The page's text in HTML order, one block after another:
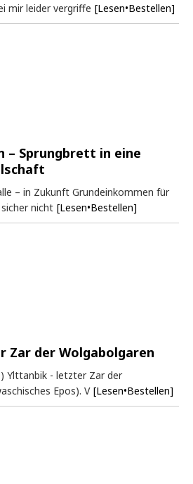
mir leider vergriffe [Lesen•Bestellen]
– Sprungbrett in eine
– in Zukunft Grundeinkommen für
nicht [Lesen•Bestellen]
der Wolgabolgaren
Ylttanbik - letzter Zar der
Epos). V [Lesen•Bestellen]